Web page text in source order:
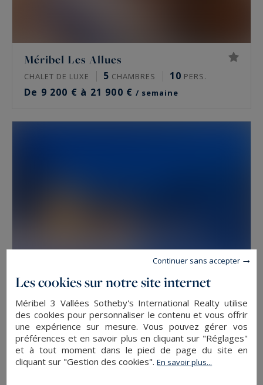
Méribel Les Allues
CHALET DE LUXE 5 CHAMBRES 10 PERS.
De 9 200 € à 21 900 €/ semaine
Méribel Les Allues
CHALET DE LUXE 5CHAMBRES 12PERS.
De 11 000 € à 35 000 € / semaine
Les cookies sur notre site internet
Méribel 3 Vallées Sotheby's International Realty utilise
des cookies pour personnaliser le contenu et vous offrir
une expérience sur mesure. Vous pouvez gérer vos
préférences et en savoir plus en cliquant sur "Réglages"
et à tout moment dans le pied de page du site en
cliquant sur "Gestion des cookies".En savoir plus...
Continuer sans accepter